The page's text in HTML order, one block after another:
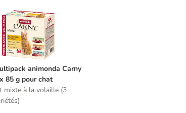
bœuf pour chat
Multipack animonda Carny 8 x 85 g pour chat
animonda Carny
85 g pour chat
mixte à la volaille (3